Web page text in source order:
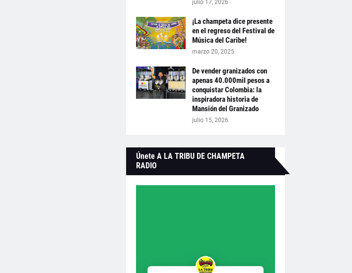
julio 17, 2026
¡La champeta dice presente
en el regreso del Festival de
Música del Caribe!
marzo 20, 2025
De vender granizados con
apenas 40.000mil pesos a
conquistar Colombia: la
inspiradora historia de
Mansión del Granizado
julio 15, 2026
Únete A LA TRIBU DE CHAMPETA
RADIO